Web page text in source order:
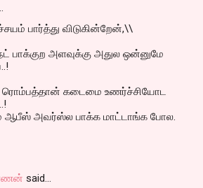
பார்த்து விடுகின்றேன்,\\
பாக்குற அளவுக்கு அதுல ஒன்னுமே
ரொம்பத்தான் கடைமை உணர்ச்சியோட
ஆபீஸ் அவர்ஸ்ல பாக்க மாட்டாங்க போல.
said…